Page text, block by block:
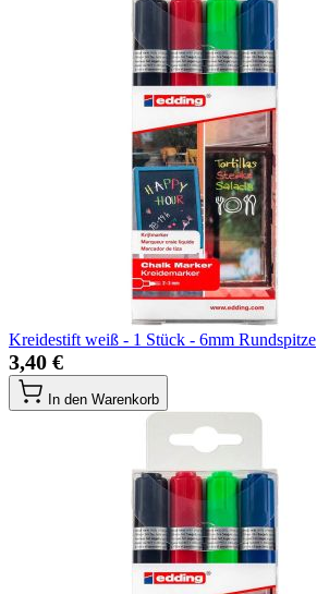
Kreidestift weiß - 1 Stück - 6mm Rundspitze
3,40 €
In den Warenkorb